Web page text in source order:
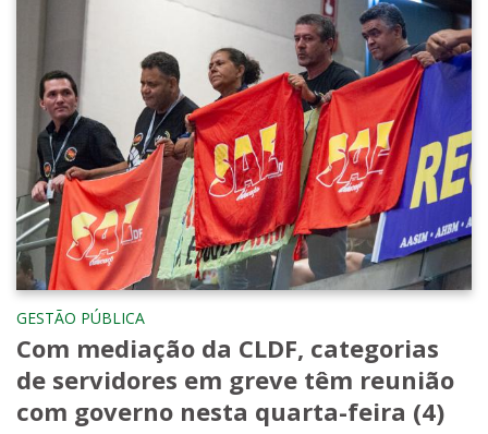
GESTÃO PÚBLICA
Com mediação da CLDF, categorias
de servidores em greve têm reunião
com governo nesta quarta-feira (4)